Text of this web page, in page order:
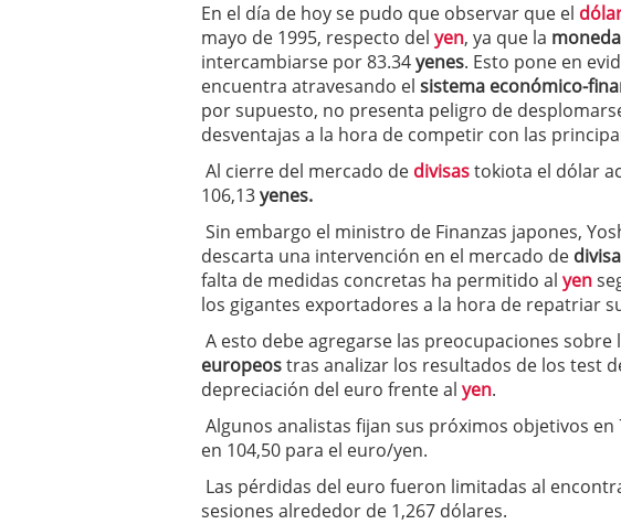
extranjero? septiembre 22, 2023
En el día de hoy se pudo que observar que el
mayo de 1995, respecto del yen, ya que la
intercambiarse por 83.34yenes. Esto pone en
encuentra atravesando el sistema económico-
por supuesto, no presenta peligro de
desventajas a la hora de competir con las
Al cierre del mercado de divisastokiota el dólar
106,13yenes.
Sin embargo el ministro de Finanzas japones,
descarta una intervención en el mercado de
falta de medidas concretas ha permitido al yen
los gigantes exportadores a la hora de repatriar
A esto debe agregarse las preocupaciones sobre
europeostras analizar los resultados de los test
depreciación del euro frente al yen.
Algunos analistas fijan sus próximos objetivos
en 104,50 para el euro/yen.
Las pérdidas del euro fueron limitadas al
sesiones alrededor de 1,267 dólares.